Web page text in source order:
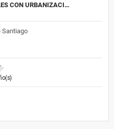
CON URBANIZACI…
Santiago